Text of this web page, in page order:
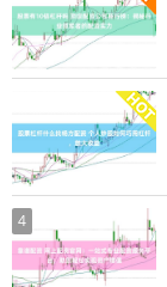
4